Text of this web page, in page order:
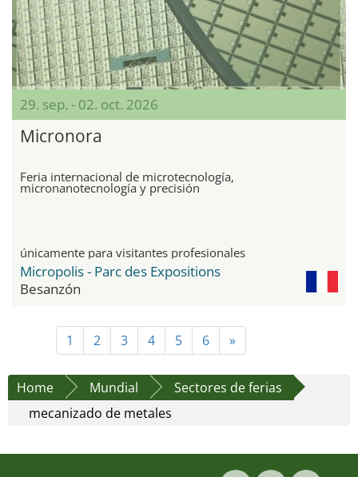
29. sep. - 02. oct. 2026
Micronora
Feria internacional de microtecnología,
micronanotecnología y precisión
únicamente para visitantes profesionales
Micropolis - Parc des Expositions
Besanzón
1 2 3 4 5 6 »
Home Mundial
Sectores de ferias
mecanizado de metales